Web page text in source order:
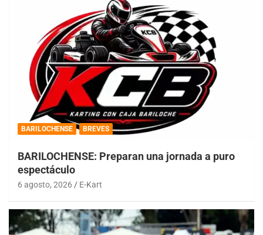
BARILOCHENSE BREVES
BARILOCHENSE: Preparan una jornada a puro
espectáculo
6 agosto, 2026 E-Kart